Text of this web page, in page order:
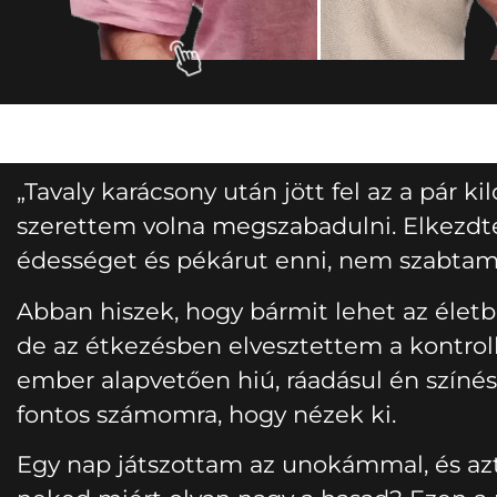
„Tavaly karácsony után jött fel az a pár
szerettem volna megszabadulni.
édességet és pékárut enni, nem
Abban hiszek, hogy bármit lehet az
de az étkezésben elvesztettem a
ember alapvetően hiú, ráadásul én
fontos számomra, hogy nézek ki.
Egy nap játszottam az unokámmal, és